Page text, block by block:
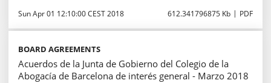
Sun Apr 01 12:10:00 CEST 2018 612.341796875 Kb PDF
BOARD AGREEMENTS
Acuerdos de la Junta de Gobierno del Colegio de la
Abogacía de Barcelona de interés general - Marzo 2018